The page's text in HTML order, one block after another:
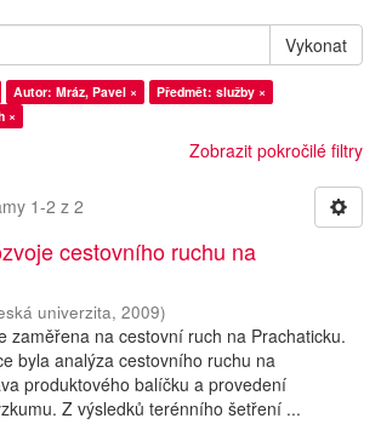
Vykonat
Autor: Mráz, Pavel ×
Předmět: služby ×
×
Zobrazit pokročilé filtry
1-2 z 2
cestovního ruchu na
univerzita, 2009)
zaměřena na cestovní ruch na Prachaticku.
byla analýza cestovního ruchu na
produktového balíčku a provedení
Z výsledků terénního šetření ...